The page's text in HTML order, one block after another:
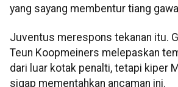
yang sayang membentur tiang
Juventus merespons tekanan itu.
Teun Koopmeiners melepaskan
dari luar kotak penalti, tetapi kiper
sigap mementahkan ancaman ini.